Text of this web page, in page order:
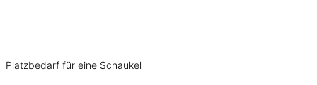
Platzbedarf für eine Schaukel